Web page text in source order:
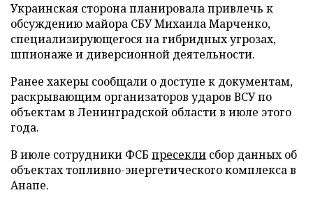
Украинская сторона планировала привлечь к
обсуждению майора СБУ Михаила Марченко,
специализирующегося на гибридных угрозах,
шпионаже и диверсионной деятельности.
Ранее хакеры сообщали о доступе к документам,
раскрывающим организаторов ударов ВСУ по
объектам в Ленинградской области в июле этого
года.
В июле сотрудники ФСБ пресекли сбор данных об
объектах топливно-энергетического комплекса в
Анапе.